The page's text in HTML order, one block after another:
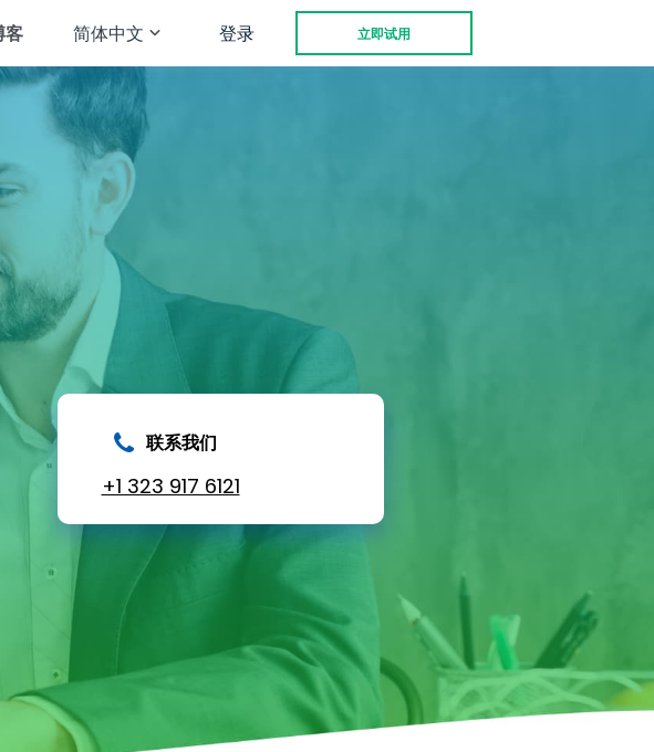
客 简体中文
English
Français
Deutsch
العربية
Türkçe
Español
Português
Русский
한국의
登录 立即试用
联系我们
+1 323 917 6121